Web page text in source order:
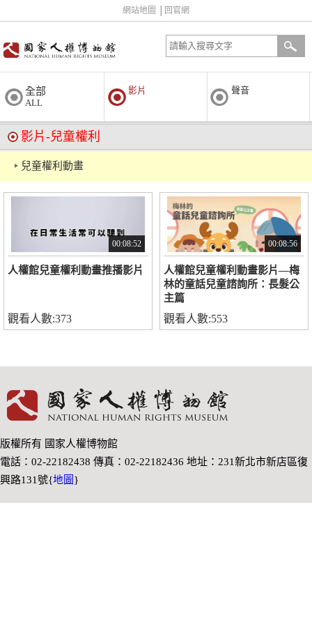
網站地圖 回官網
全部
ALL
影片 聲音
影片-兒童權利
兒童權利動畫
00:08:52
人權館兒童權利動畫推播影片
觀看人數:373
00:08:56
人權館兒童權利動畫影片—梅
林的童話兒童諮詢所：長髮公
主篇
觀看人數:553
版權所有 國家人權博物館
電話：02-22182438 傳真：02-22182436 地址：231新北市新店區復
興路131號{地圖 }